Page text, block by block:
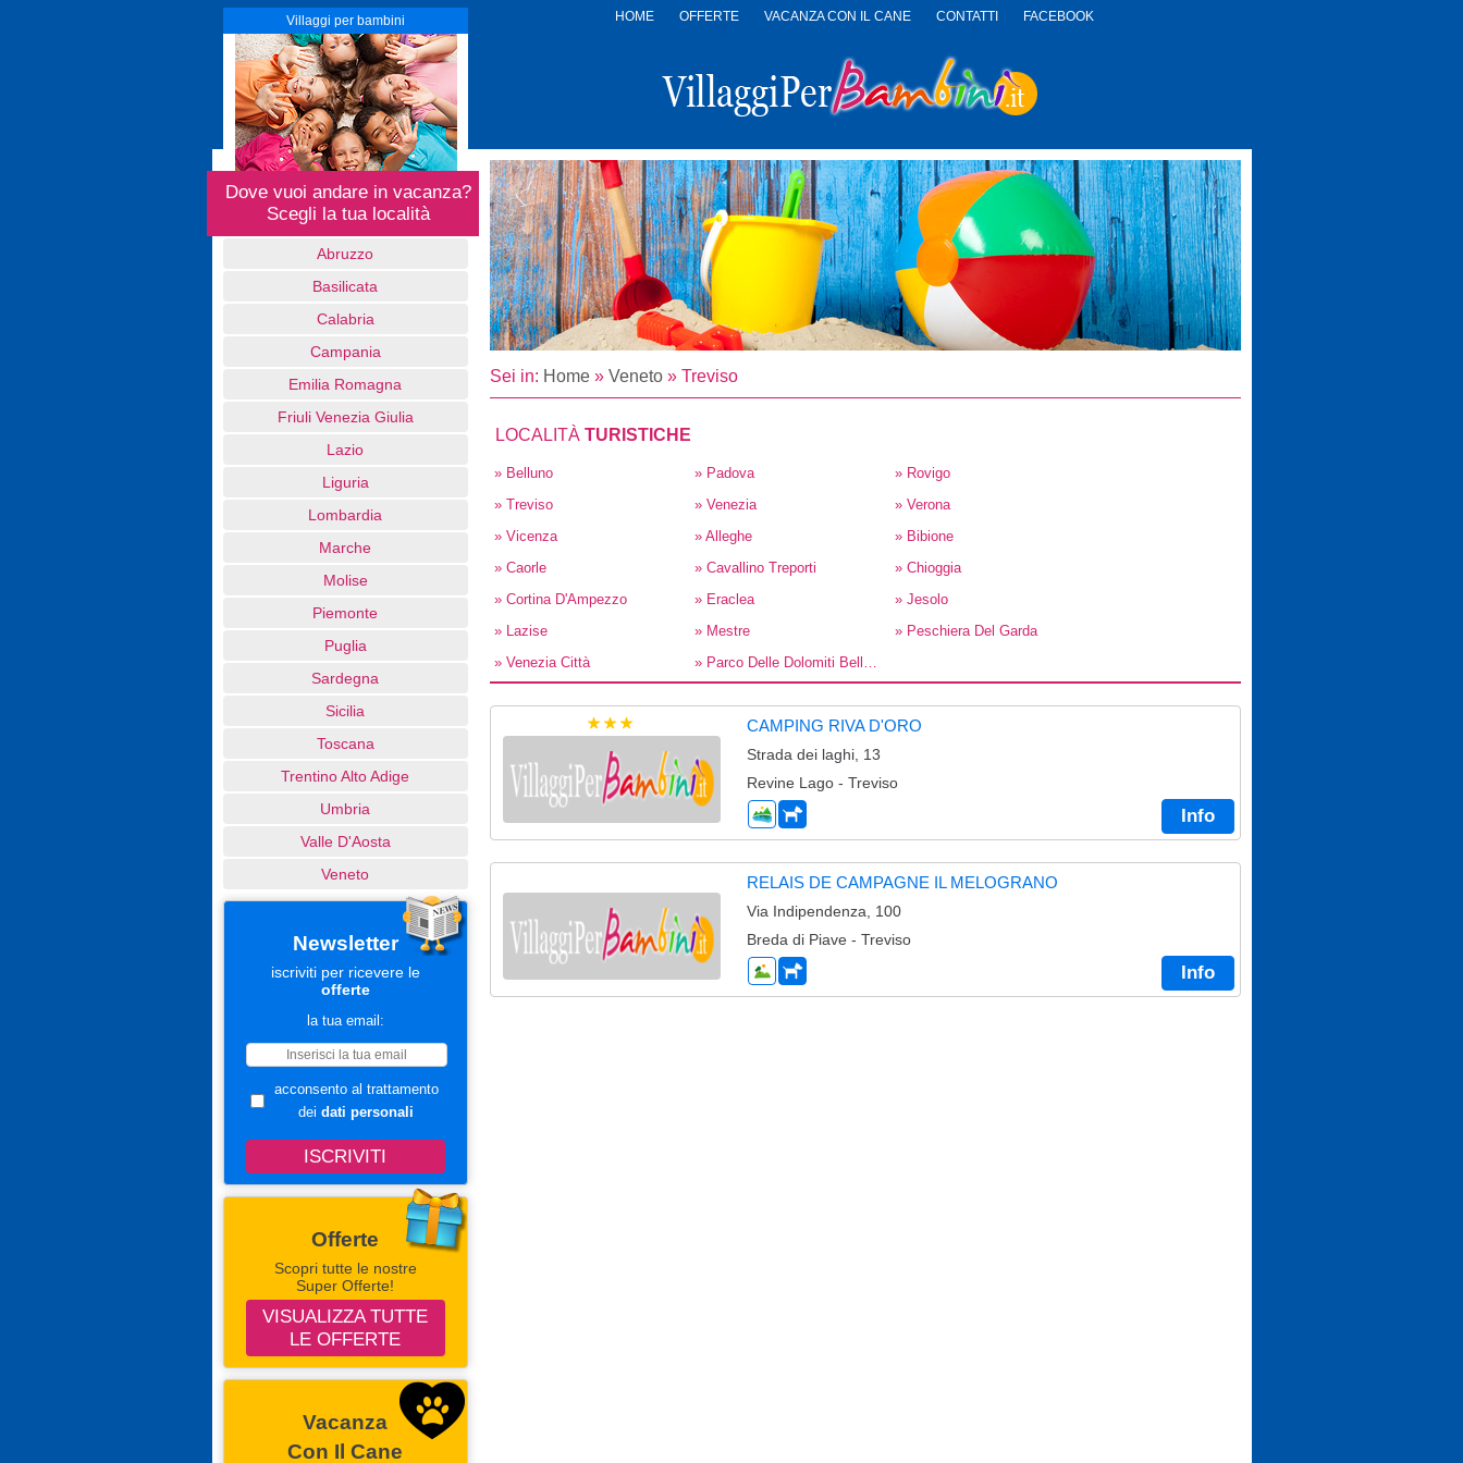
HOME OFFERTE VACANZA CON IL CANE CONTATTI
FACEBOOK
PER
BAMBINI
Villaggi per bambini
Dove vuoi andare in vacanza?
Scegli la tua località
Abruzzo
Basilicata
Calabria
Campania
Emilia Romagna
Friuli Venezia Giulia
Lazio
Liguria
Lombardia
Marche
Molise
Piemonte
Puglia
Sardegna
Sicilia
Toscana
Trentino Alto Adige
Umbria
Valle D'Aosta
Veneto
Newsletter
iscriviti per ricevere le
offerte
la tua email:
acconsento al trattamento
dei dati personali
Offerte
Scopri tutte le nostre
Super Offerte!
VISUALIZZA TUTTE
LE OFFERTE
Vacanza
Con Il Cane
Sei in: Home» Veneto» Treviso
LOCALITÀ TURISTICHE
» Belluno » Padova
» Rovigo
» Treviso
» Venezia
» Verona
» Vicenza
» Alleghe
» Bibione
» Caorle
» Cavallino Treporti
» Chioggia
» Cortina D'Ampezzo
» Eraclea
» Jesolo
» Lazise
» Mestre
» Peschiera Del Garda
» Venezia Città
» Parco Delle Dolomiti Bellunesi
CAMPING RIVA D'ORO
Strada dei laghi, 13
Revine Lago - Treviso
Info
RELAIS DE CAMPAGNE IL MELOGRANO
Via Indipendenza, 100
Breda di Piave - Treviso
Info